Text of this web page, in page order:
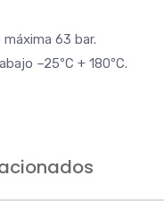
63 bar.
–25ºC + 180ºC.